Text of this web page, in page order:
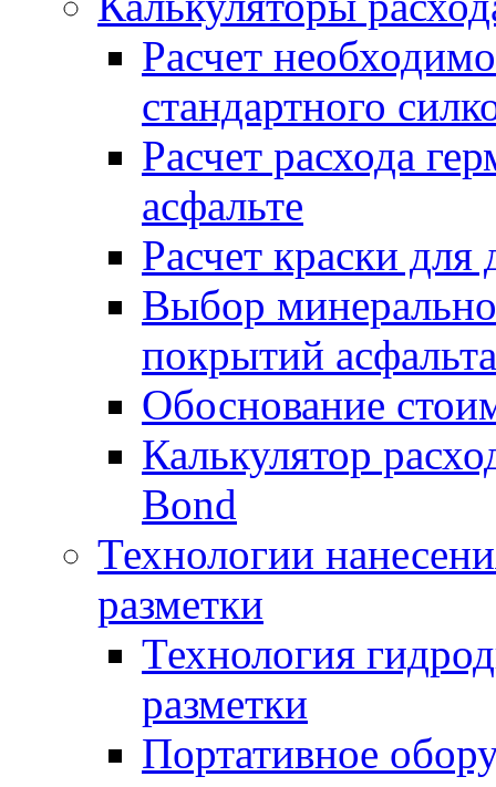
Расчет
стандартного
Расчет расхода
асфальте
Расчет краски
Выбор
покрытий асфальта
Обоснование
Калькулятор
Bond
Технологии
разметки
Технология
разметки
Портативное